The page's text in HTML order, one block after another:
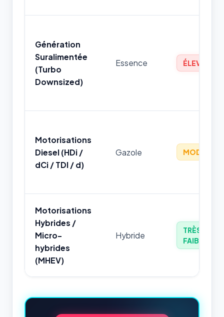
Génération
Suralimentée
(Turbo
Downsized)
Essence ÉLEVÉ
Motorisations
Diesel (HDi /
dCi / TDI / d)
Gazole MODÉRÉ
Motorisations
Hybrides /
Micro-
hybrides
(MHEV)
Hybride
TRÈS
FAIBLE